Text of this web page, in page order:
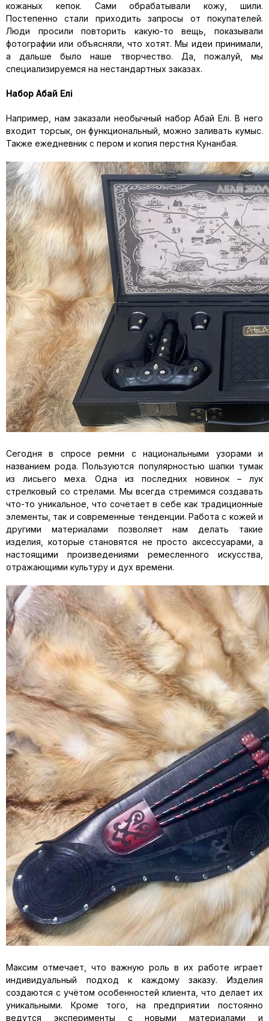
кожаных кепок. Сами обрабатывали кожу, шили.
Постепенно стали приходить запросы от покупателей.
Люди просили повторить какую-то вещь, показывали
фотографии или объясняли, что хотят. Мы идеи принимали,
а дальше было наше творчество. Да, пожалуй, мы
специализируемся на нестандартных заказах.
Набор Абай Елi
Например, нам заказали необычный набор Абай Елi. В него
входит торсык, он функциональный, можно заливать кумыс.
Также ежедневник с пером и копия перстня Кунанбая.
Сегодня в спросе ремни с национальными узорами и
названием рода. Пользуются популярностью шапки тумак
из лисьего меха. Одна из последних новинок – лук
стрелковый со стрелами. Мы всегда стремимся создавать
что-то уникальное, что сочетает в себе как традиционные
элементы, так и современные тенденции. Работа с кожей и
другими материалами позволяет нам делать такие
изделия, которые становятся не просто аксессуарами, а
настоящими произведениями ремесленного искусства,
отражающими культуру и дух времени.
Максим отмечает, что важную роль в их работе играет
индивидуальный подход к каждому заказу. Изделия
создаются с учётом особенностей клиента, что делает их
уникальными. Кроме того, на предприятии постоянно
ведутся эксперименты с новыми материалами и